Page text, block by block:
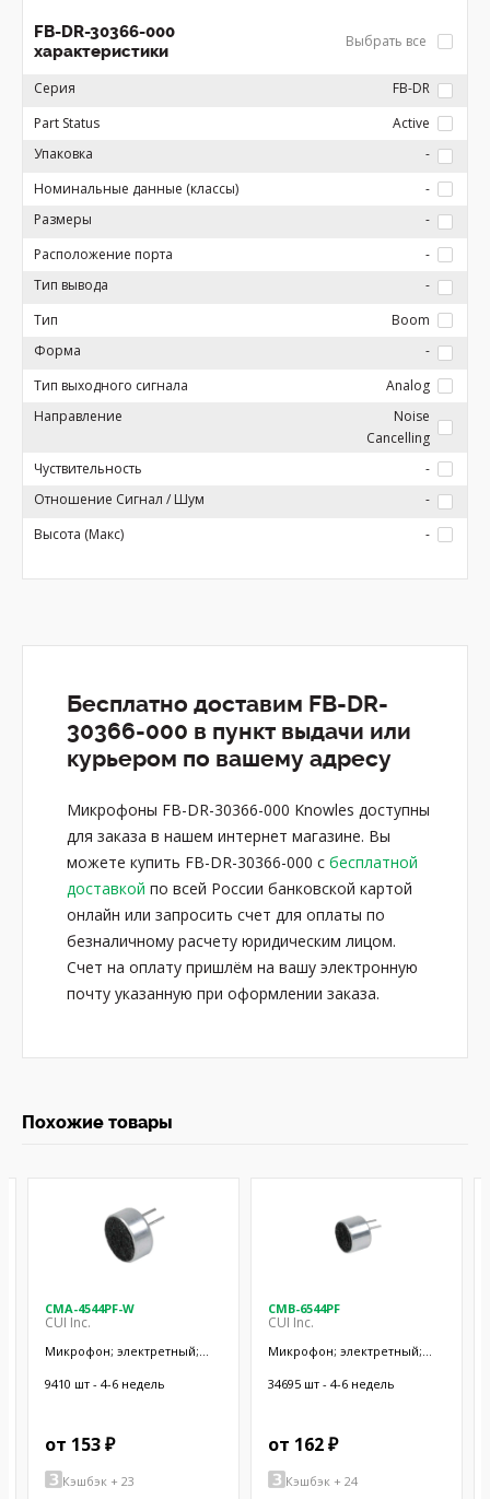
FB-DR-30366-000
характеристики
Выбрать все
Серия
FB-DR
Part Status
Active
Упаковка
-
Номинальные данные (классы)
-
Размеры
-
Расположение порта
-
Тип вывода
-
Тип
Boom
Форма
-
Тип выходного сигнала
Analog
Направление
Noise
Cancelling
Чуствительность
-
Отношение Сигнал / Шум
-
Высота (Макс)
-
Бесплатно доставим FB-DR-
30366-000 в пункт выдачи или
курьером по вашему адресу
Микрофоны FB-DR-30366-000 Knowles доступны
для заказа в нашем интернет магазине. Вы
можете купить FB-DR-30366-000 с бесплатной
доставкой по всей России банковской картой
онлайн или запросить счет для оплаты по
безналичному расчету юридическим лицом.
Счет на оплату пришлём на вашу электронную
почту указанную при оформлении заказа.
Похожие товары
CMA-4544PF-W
CUI Inc.
Микрофон; электретный;
Ø9,7x4,5мм; SMT
9410 шт - 4-6 недель
от 153 ₽
Кэшбэк + 23
CMB-6544PF
CUI Inc.
Микрофон; электретный;
Ø9,4x6,5мм; 500мкА
34695 шт - 4-6 недель
от 162 ₽
Кэшбэк + 24